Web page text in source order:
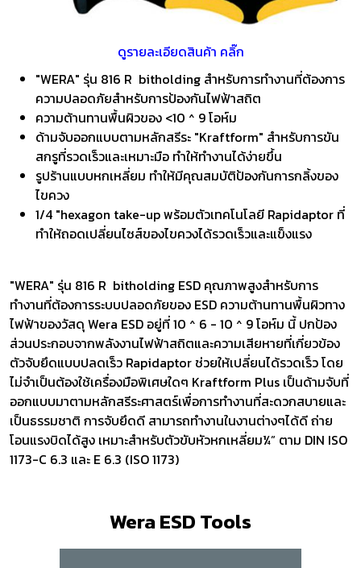
ดูรายละเอียดสินค้า คลิ๊ก
"WERA" รุ่น 816 R bitholding สำหรับการทำงานที่ต้องการ
ความปลอดภัยสำหรับการป้องกันไฟฟ้าสถิต
ความต้านทานพื้นผิวของ <10 ^ 9 โอห์ม
ด้ามจับออกแบบตามหลักสรีระ "Kraftform" สำหรับการขัน
สกรูที่รวดเร็วและเหมาะมือ ทำให้ทำงานได้ง่ายขึ้น
รูปร้านแบบหกเหลี่ยม ทำให้มีคุณสมบัติป้องกันการกลิ้งของ
ไขควง
1/4 "hexagon take-up พร้อมตัวเทคโนโลยี Rapidaptor ที่
ทำให้ถอดเปลี่ยนไซส์ของไขควงได้รวดเร็วและแข็งแรง
"WERA" รุ่น 816 R bitholding ESD คุณภาพสูงสำหรับการ
ทำงานที่ต้องการระบบปลอดภัยของ ESD ความต้านทานพื้นผิวทาง
ไฟฟ้าของวัสดุ Wera ESD อยู่ที่ 10 ^ 6 - 10 ^ 9 โอห์ม นี้ ปกป้อง
ส่วนประกอบจากพลังงานไฟฟ้าสถิตและความเสียหายที่เกี่ยวข้อง
ตัวจับยึดแบบปลดเร็ว Rapidaptor ช่วยให้เปลี่ยนได้รวดเร็ว โดย
ไม่จำเป็นต้องใช้เครื่องมือพิเศษใดๆ Kraftform Plus เป็นด้ามจับที่
ออกแบบมาตามหลักสรีระศาสตร์เพื่อการทำงานที่สะดวกสบายและ
เป็นธรรมชาติ การจับยึดดี สามารถทำงานในงานต่างๆได้ดี ถ่าย
โอนแรงบิดได้สูง เหมาะสำหรับตัวขับหัวหกเหลี่ยม¼” ตาม DIN ISO
1173-C 6.3 และ E 6.3 (ISO 1173)
Wera ESD Tools